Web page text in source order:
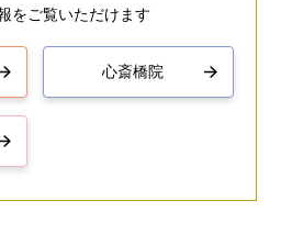
をご覧いただけます
心斎橋院